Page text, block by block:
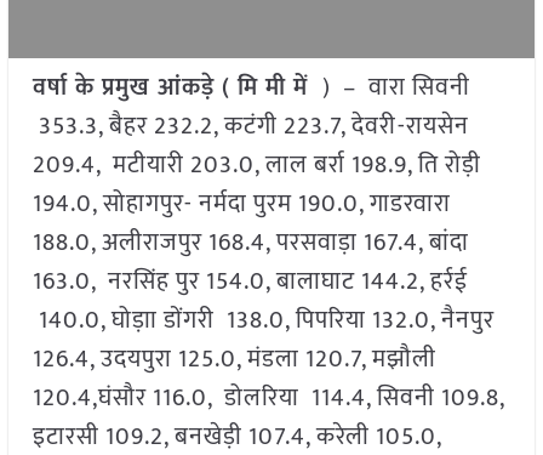
वर्षा के प्रमुख आंकड़े ( मि मी में ) – वारा सिवनी
353.3, बैहर 232.2, कटंगी 223.7, देवरी-रायसेन
209.4, मटीयारी 203.0, लाल बर्रा 198.9, ति रोड़ी
194.0, सोहागपुर- नर्मदा पुरम 190.0, गाडरवारा
188.0, अलीराजपुर 168.4, परसवाड़ा 167.4, बांदा
163.0, नरसिंह पुर 154.0, बालाघाट 144.2, हर्रई
140.0, घोड़ाा डोंगरी 138.0, पिपरिया 132.0, नैनपुर
126.4, उदयपुरा 125.0, मंडला 120.7, मझौली
120.4,घंसौर 116.0, डोलरिया 114.4, सिवनी 109.8,
इटारसी 109.2, बनखेड़ी 107.4, करेली 105.0,